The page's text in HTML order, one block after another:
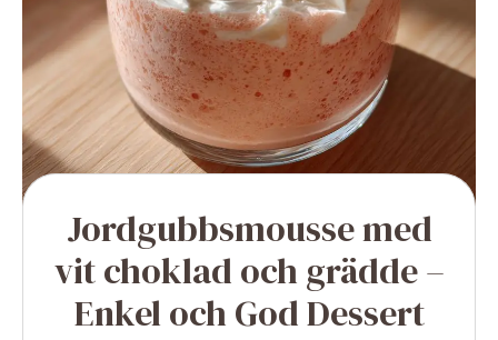
Jordgubbsmousse med
vit choklad och grädde –
Enkel och God Dessert